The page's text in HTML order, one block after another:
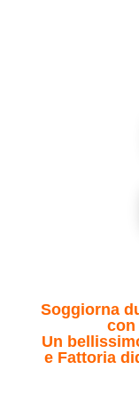
Soggiorna
con
Un
e Fattoria